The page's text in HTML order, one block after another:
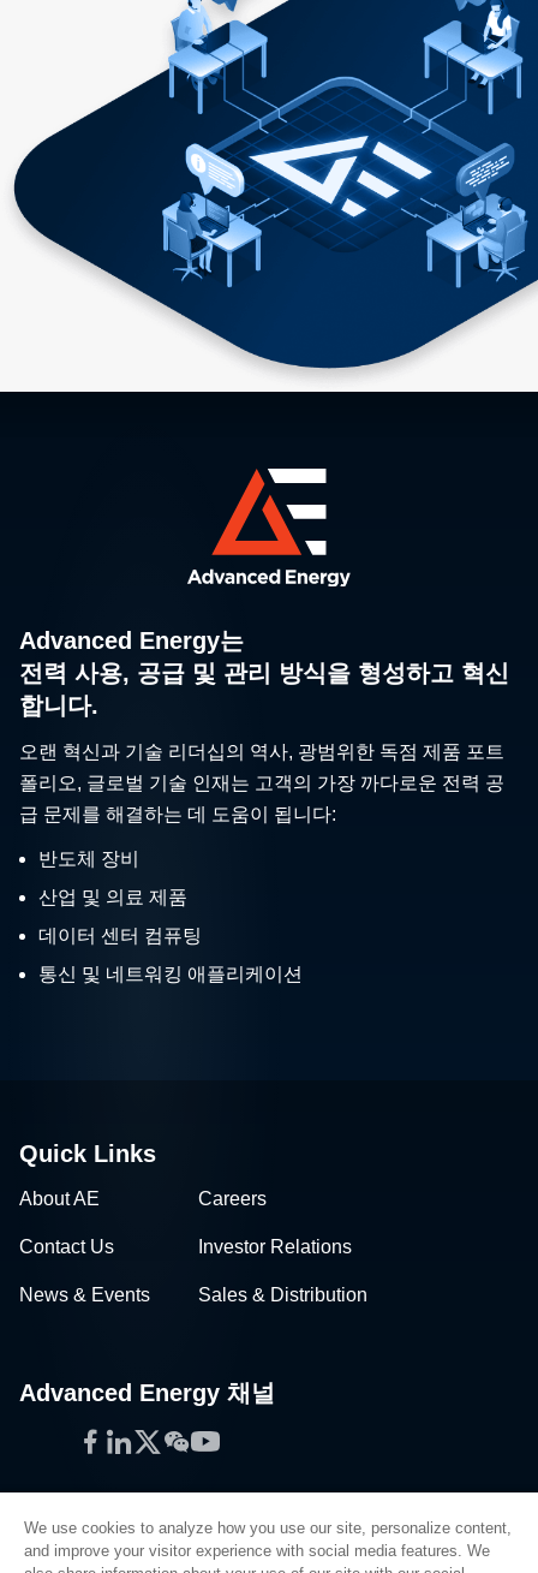
Advanced Energy는
전력 사용, 공급 및 관리 방식을 형성하고 혁신
합니다.
오랜 혁신과 기술 리더십의 역사, 광범위한 독점 제품 포트
폴리오, 글로벌 기술 인재는 고객의 가장 까다로운 전력 공
급 문제를 해결하는 데 도움이 됩니다:
반도체 장비
산업 및 의료 제품
데이터 센터 컴퓨팅
통신 및 네트워킹 애플리케이션
Quick Links
About AE Careers
Contact Us Investor Relations
News & Events Sales & Distribution
Advanced Energy 채널
Facebook
LinkedIn
Twitter
WeChat
YouTube
We use cookies to analyze how you use our site, personalize content,
and improve your visitor experience with social media features. We